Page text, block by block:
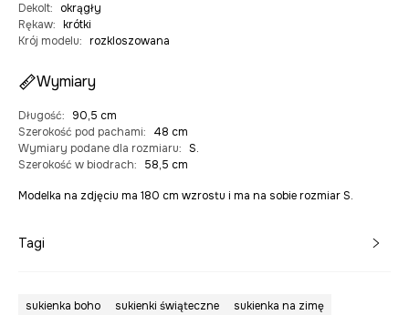
Dekolt:
okrągły
Rękaw: krótki
Krój modelu: rozkloszowana
Wymiary
Długość:
90,5 cm
Szerokość pod pachami:
48 cm
Wymiary podane dla rozmiaru: S.
Szerokość w biodrach: 58,5 cm
Modelka na zdjęciu ma 180 cm wzrostu i ma na sobie rozmiar S.
Tagi
sukienka boho sukienki świąteczne
sukienka na zimę